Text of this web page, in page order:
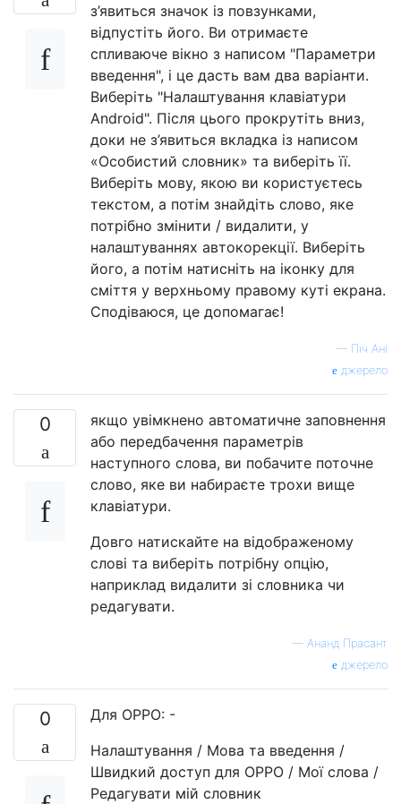
з’явиться значок із повзунками,
відпустіть його. Ви отримаєте
спливаюче вікно з написом "Параметри
введення", і це дасть вам два варіанти.
Виберіть "Налаштування клавіатури
Android". Після цього прокрутіть вниз,
доки не з’явиться вкладка із написом
«Особистий словник» та виберіть її.
Виберіть мову, якою ви користуєтесь
текстом, а потім знайдіть слово, яке
потрібно змінити / видалити, у
налаштуваннях автокорекції. Виберіть
його, а потім натисніть на іконку для
сміття у верхньому правому куті екрана.
Сподіваюся, це допомагає!
— Піч Ані
джерело
0
якщо увімкнено автоматичне заповнення
або передбачення параметрів
наступного слова, ви побачите поточне
слово, яке ви набираєте трохи вище
клавіатури.
Довго натискайте на відображеному
слові та виберіть потрібну опцію,
наприклад видалити зі словника чи
редагувати.
— Ананд Прасант
джерело
0
Для OPPO: -
Налаштування / Мова та введення /
Швидкий доступ для OPPO / Мої слова /
Редагувати мій словник